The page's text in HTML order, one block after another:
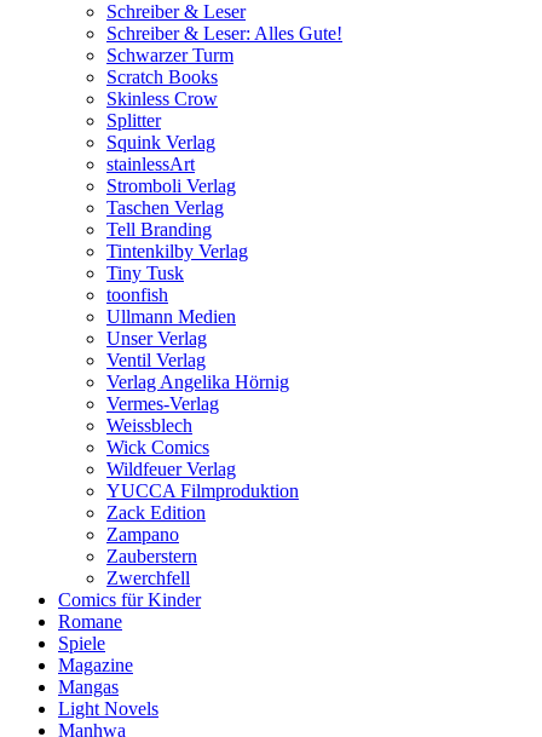
Schreiber & Leser
Schreiber & Leser: Alles Gute!
Schwarzer Turm
Scratch Books
Skinless Crow
Splitter
Squink Verlag
stainlessArt
Stromboli Verlag
Taschen Verlag
Tell Branding
Tintenkilby Verlag
Tiny Tusk
toonfish
Ullmann Medien
Unser Verlag
Ventil Verlag
Verlag Angelika Hörnig
Vermes-Verlag
Weissblech
Wick Comics
Wildfeuer Verlag
YUCCA Filmproduktion
Zack Edition
Zampano
Zauberstern
Zwerchfell
Comics für Kinder
Romane
Spiele
Magazine
Mangas
Light Novels
Manhwa